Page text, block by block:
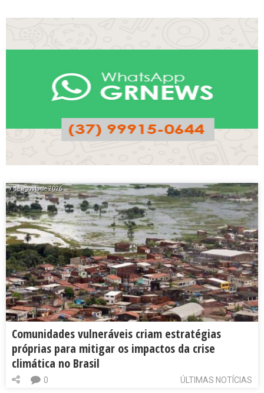
7 de agosto de 2026
Comunidades vulneráveis criam estratégias
próprias para mitigar os impactos da crise
climática no Brasil
ÚLTIMAS NOTÍCIAS
0